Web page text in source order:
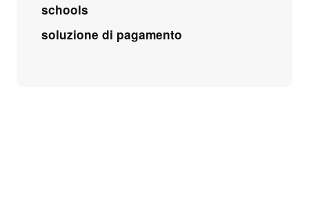
schools
soluzione di pagamento